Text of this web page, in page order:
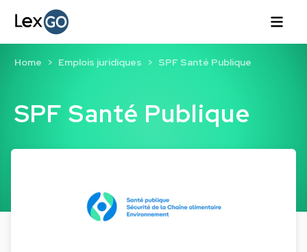
SPF Santé Publique
Home Emplois juridiques SPF Santé Publique